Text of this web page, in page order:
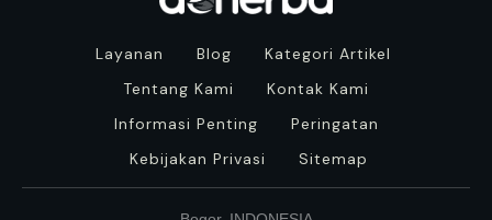
Layanan Blog
Kategori Artikel
Tentang Kami
Kontak Kami
Informasi Penting
Peringatan
Kebijakan Privasi
Sitemap